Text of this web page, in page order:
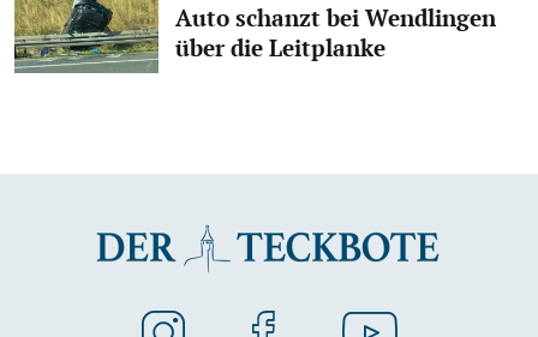
Auto schanzt bei Wendlingen
über die Leitplanke